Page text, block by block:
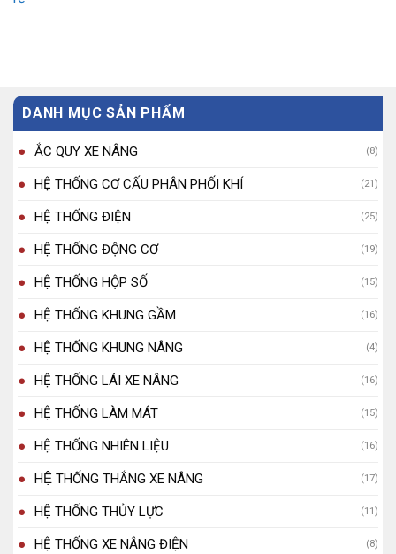
DANH MỤC SẢN PHẨM
ẮC QUY XE NÂNG (8)
HỆ THỐNG CƠ CẤU PHÂN PHỐI KHÍ (21)
HỆ THỐNG ĐIỆN (25)
HỆ THỐNG ĐỘNG CƠ (19)
HỆ THỐNG HỘP SỐ (15)
HỆ THỐNG KHUNG GẦM (16)
HỆ THỐNG KHUNG NÂNG (4)
HỆ THỐNG LÁI XE NÂNG (16)
HỆ THỐNG LÀM MÁT (15)
HỆ THỐNG NHIÊN LIỆU (16)
HỆ THỐNG THẮNG XE NÂNG (17)
HỆ THỐNG THỦY LỰC (11)
HỆ THỐNG XE NÂNG ĐIỆN (8)